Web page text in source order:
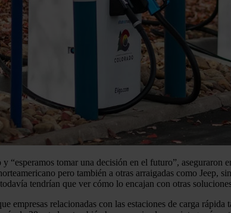
“esperamos tomar una decisión en el futuro”, aseguraron
pero también a otras arraigadas como Jeep,
tendrían que ver cómo lo encajan con otras
empresas relacionadas con las estaciones de carga rápida